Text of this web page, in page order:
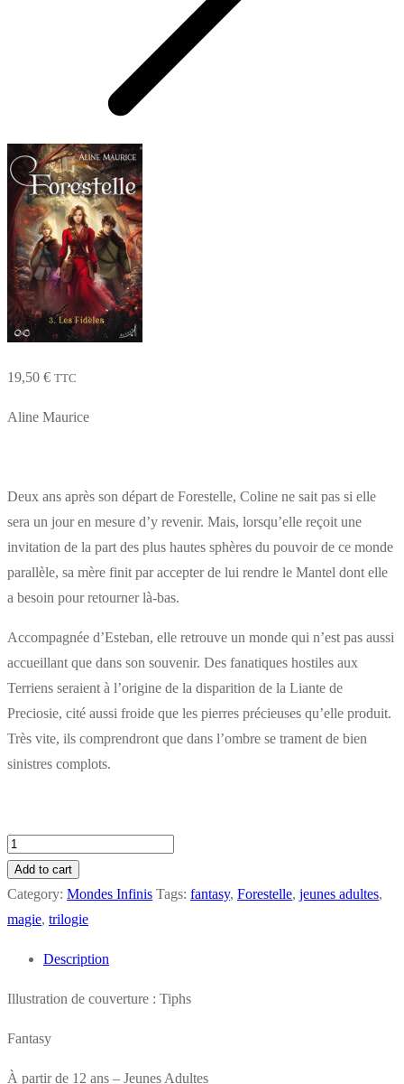
19,50 € TTC
Aline Maurice
Deux ans après son départ de Forestelle, Coline ne sait pas si elle
sera un jour en mesure d’y revenir. Mais, lorsqu’elle reçoit une
invitation de la part des plus hautes sphères du pouvoir de ce monde
parallèle, sa mère finit par accepter de lui rendre le Mantel dont elle
a besoin pour retourner là-bas.
Accompagnée d’Esteban, elle retrouve un monde qui n’est pas aussi
accueillant que dans son souvenir. Des fanatiques hostiles aux
Terriens seraient à l’origine de la disparition de la Liante de
Preciosie, cité aussi froide que les pierres précieuses qu’elle produit.
Très vite, ils comprendront que dans l’ombre se trament de bien
sinistres complots.
Forestelle
–
Tome
2
Preciosie
quantity
Add to cart
Category: Mondes Infinis Tags: fantasy, Forestelle, jeunes adultes,
magie, trilogie
Description
Illustration de couverture : Tiphs
Fantasy
À partir de 12 ans – Jeunes Adultes